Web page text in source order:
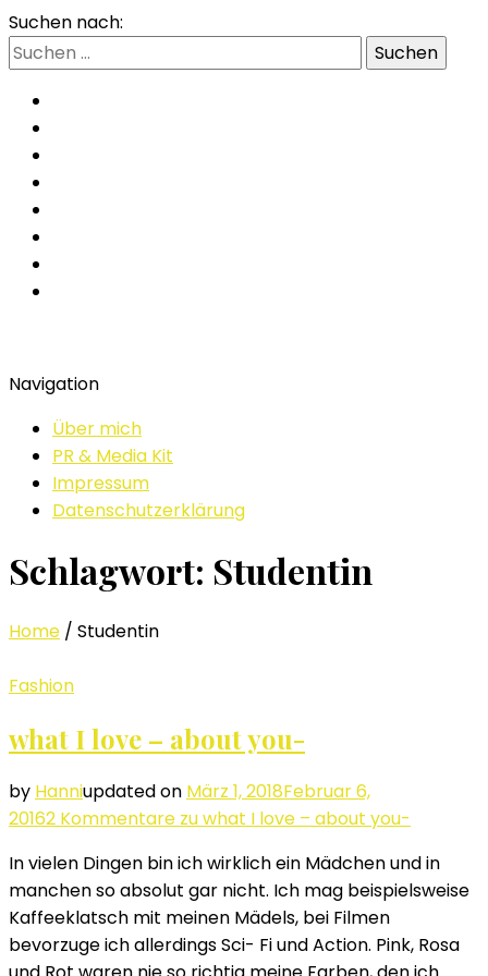
Suchen nach:
Navigation
Über mich
PR & Media Kit
Impressum
Datenschutzerklärung
Schlagwort: Studentin
Home / Studentin
Fashion
what I love – about you-
by Hanniupdated on März 1, 2018Februar 6,
20162 Kommentare zu what I love – about you-
In vielen Dingen bin ich wirklich ein Mädchen und in
manchen so absolut gar nicht. Ich mag beispielsweise
Kaffeeklatsch mit meinen Mädels, bei Filmen
bevorzuge ich allerdings Sci- Fi und Action. Pink, Rosa